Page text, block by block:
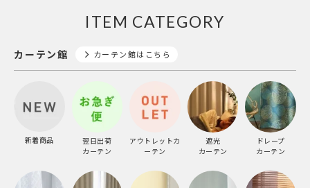
ITEM CATEGORY
カーテン館 カーテン館はこちら
新着商品
翌日出荷
カーテン
アウトレットカ
ーテン
遮光
カーテン
ドレープ
カーテン